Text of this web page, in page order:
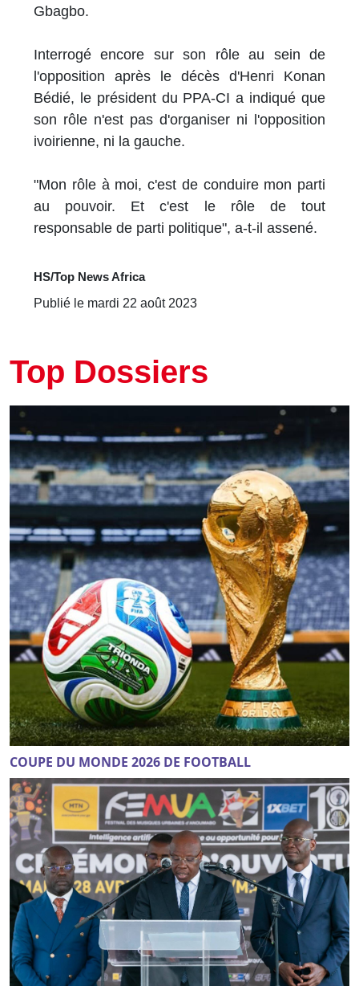
Gbagbo.
Interrogé encore sur son rôle au sein de
l'opposition après le décès d'Henri Konan
Bédié, le président du PPA-CI a indiqué que
son rôle n'est pas d'organiser ni l'opposition
ivoirienne, ni la gauche.
"Mon rôle à moi, c'est de conduire mon parti
au pouvoir. Et c'est le rôle de tout
responsable de parti politique", a-t-il assené.
HS/Top News Africa
Publié le mardi 22 août 2023
Top Dossiers
COUPE DU MONDE 2026 DE FOOTBALL